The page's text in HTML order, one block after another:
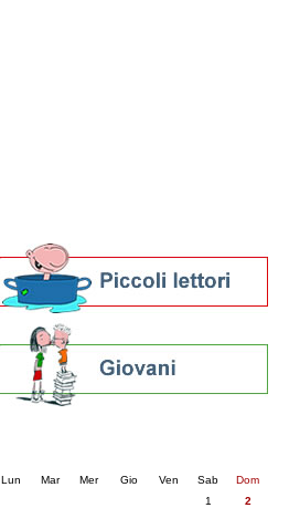
Lun Mar Mer Gio Ven Sab
Dom
1
2